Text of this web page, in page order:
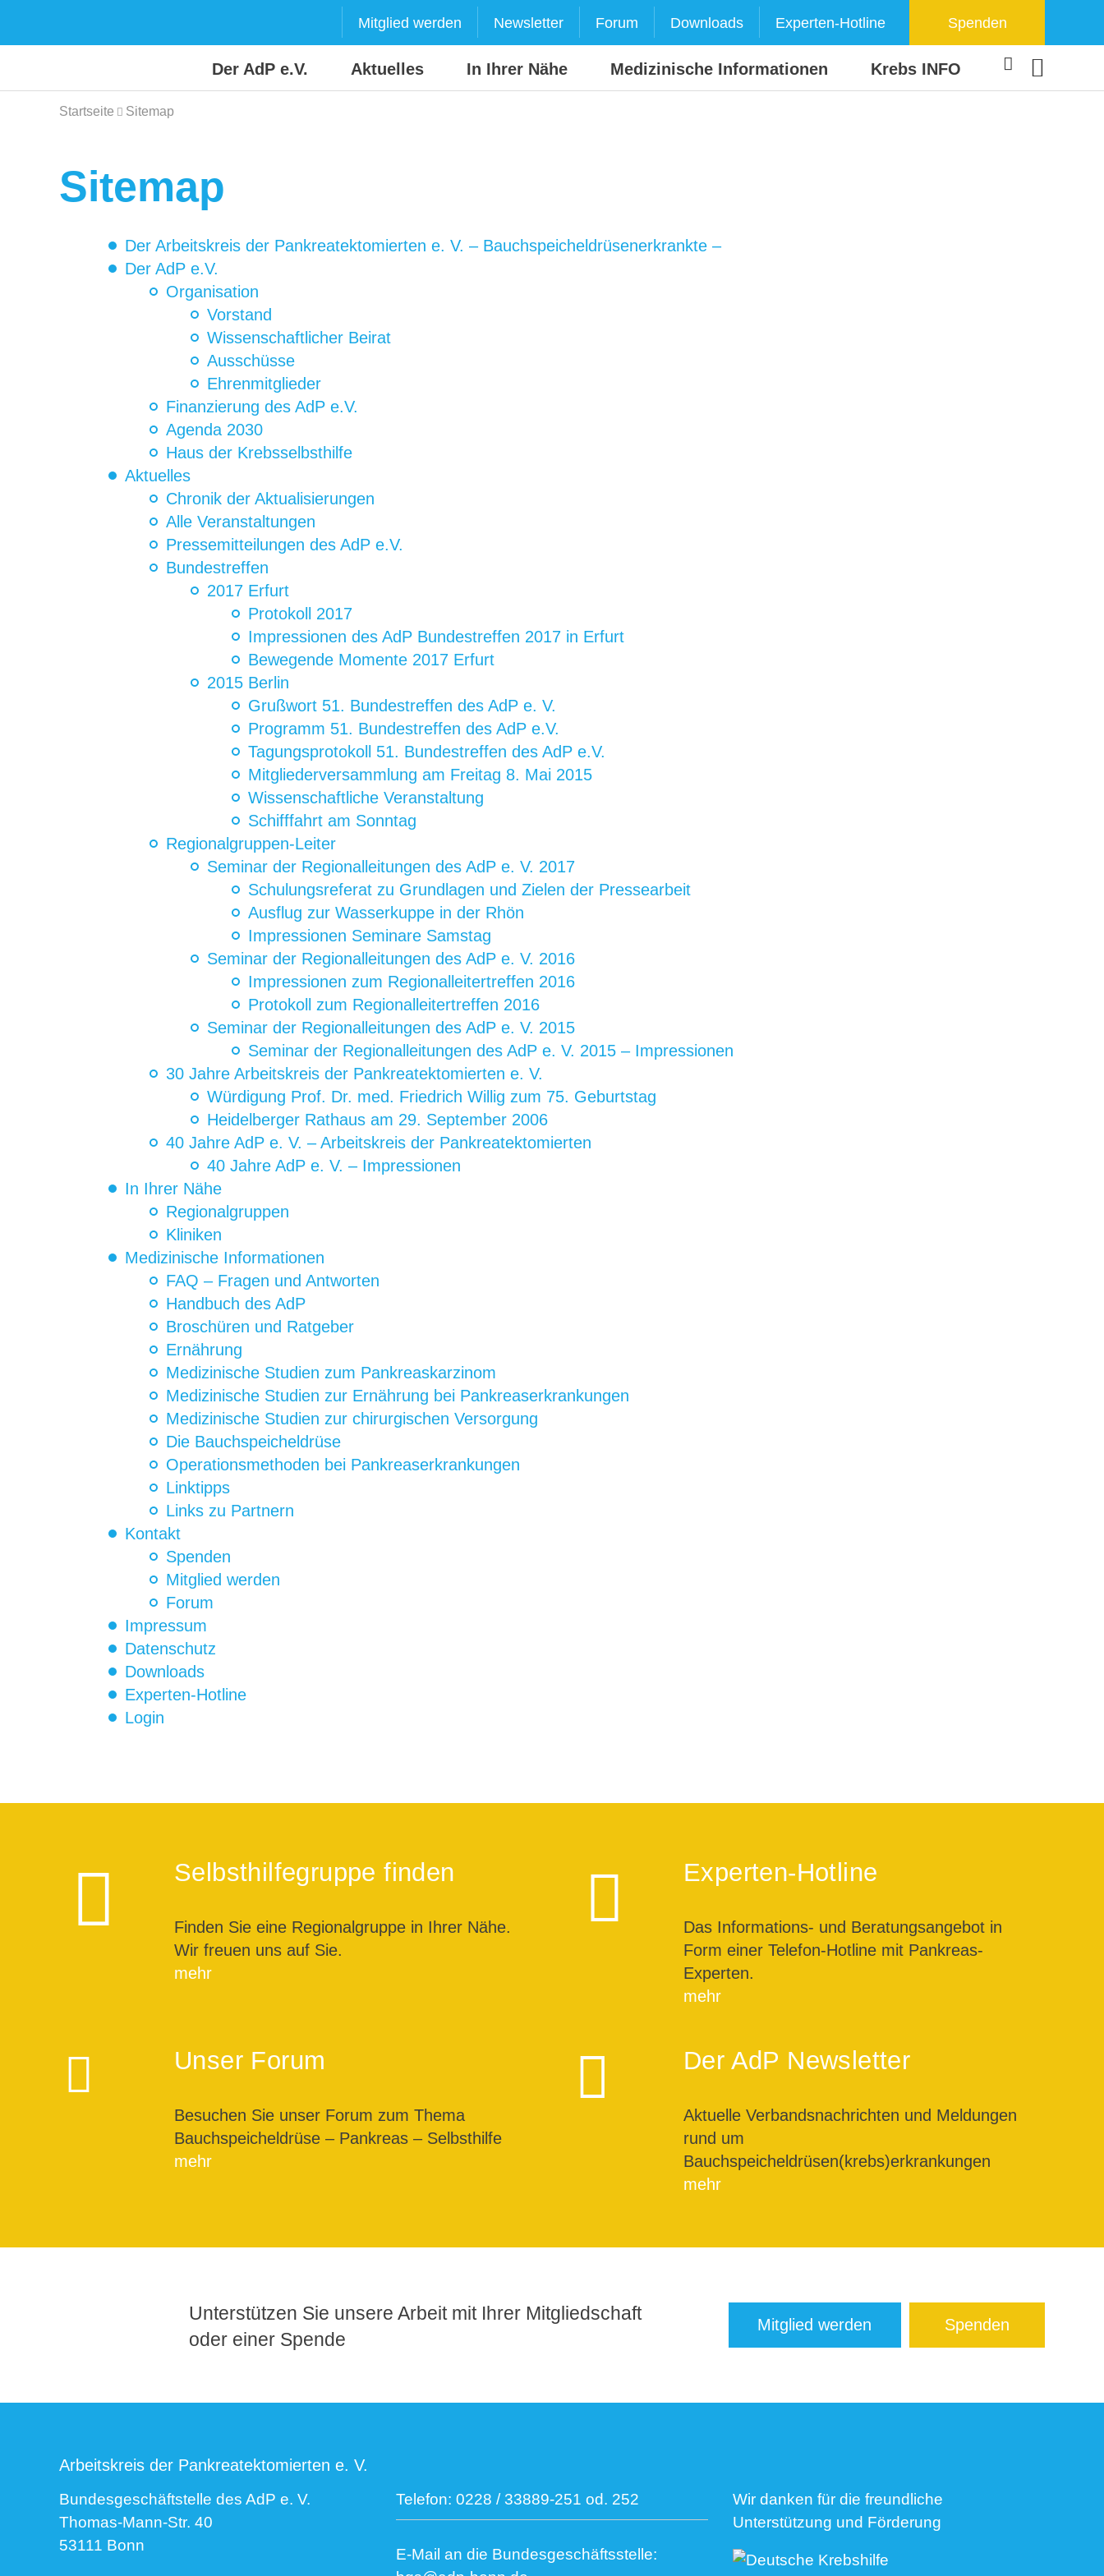
Mitglied werden Newsletter Forum Downloads Experten-Hotline Spenden
Der AdP e.V. Aktuelles In Ihrer Nähe Medizinische Informationen Krebs INFO
Startseite Sitemap
Sitemap
Der Arbeitskreis der Pankreatektomierten e. V. – Bauchspeicheldrüsen­erkrankte –
Der AdP e.V.
Organisation
Vorstand
Wissenschaftlicher Beirat
Ausschüsse
Ehrenmitglieder
Finanzierung des AdP e.V.
Agenda 2030
Haus der Krebsselbsthilfe
Aktuelles
Chronik der Aktualisierungen
Alle Veranstaltungen
Pressemitteilungen des AdP e.V.
Bundestreffen
2017 Erfurt
Protokoll 2017
Impressionen des AdP Bundestreffen 2017 in Erfurt
Bewegende Momente 2017 Erfurt
2015 Berlin
Grußwort 51. Bundestreffen des AdP e. V.
Programm 51. Bundestreffen des AdP e.V.
Tagungsprotokoll 51. Bundestreffen des AdP e.V.
Mitgliederversammlung am Freitag 8. Mai 2015
Wissenschaftliche Veranstaltung
Schifffahrt am Sonntag
Regionalgruppen-Leiter
Seminar der Regionalleitungen des AdP e. V. 2017
Schulungsreferat zu Grundlagen und Zielen der Pressearbeit
Ausflug zur Wasserkuppe in der Rhön
Impressionen Seminare Samstag
Seminar der Regionalleitungen des AdP e. V. 2016
Impressionen zum Regionalleitertreffen 2016
Protokoll zum Regionalleitertreffen 2016
Seminar der Regionalleitungen des AdP e. V. 2015
Seminar der Regionalleitungen des AdP e. V. 2015 – Impressionen
30 Jahre Arbeitskreis der Pankreatektomierten e. V.
Würdigung Prof. Dr. med. Friedrich Willig zum 75. Geburtstag
Heidelberger Rathaus am 29. September 2006
40 Jahre AdP e. V. – Arbeitskreis der Pankreatektomierten
40 Jahre AdP e. V. – Impressionen
In Ihrer Nähe
Regionalgruppen
Kliniken
Medizinische Informationen
FAQ – Fragen und Antworten
Handbuch des AdP
Broschüren und Ratgeber
Ernährung
Medizinische Studien zum Pankreaskarzinom
Medizinische Studien zur Ernährung bei Pankreaserkrankungen
Medizinische Studien zur chirurgischen Versorgung
Die Bauchspeicheldrüse
Operationsmethoden bei Pankreaserkrankungen
Linktipps
Links zu Partnern
Kontakt
Spenden
Mitglied werden
Forum
Impressum
Datenschutz
Downloads
Experten-Hotline
Login
Selbsthilfegruppe finden
Finden Sie eine Regionalgruppe in Ihrer Nähe.
Wir freuen uns auf Sie.
mehr
Experten-Hotline
Das Informations- und Beratungsangebot in
Form einer Telefon-Hotline mit Pankreas-
Experten.
mehr
Unser Forum
Besuchen Sie unser Forum zum Thema
Bauchspeicheldrüse – Pankreas – Selbsthilfe
mehr
Der AdP Newsletter
Aktuelle Verbandsnachrichten und Meldungen
rund um
Bauchspeicheldrüsen(krebs)erkrankungen
mehr
Unterstützen Sie unsere Arbeit mit Ihrer Mitgliedschaft
oder einer Spende
Mitglied werden Spenden
Arbeitskreis der Pankreatektomierten e. V.
Bundesgeschäftstelle des AdP e. V.
Thomas-Mann-Str. 40
53111 Bonn
Telefon: 0228 / 33889-251 od. 252
E-Mail an die Bundesgeschäftsstelle:
Wir danken für die freundliche
Unterstützung und Förderung